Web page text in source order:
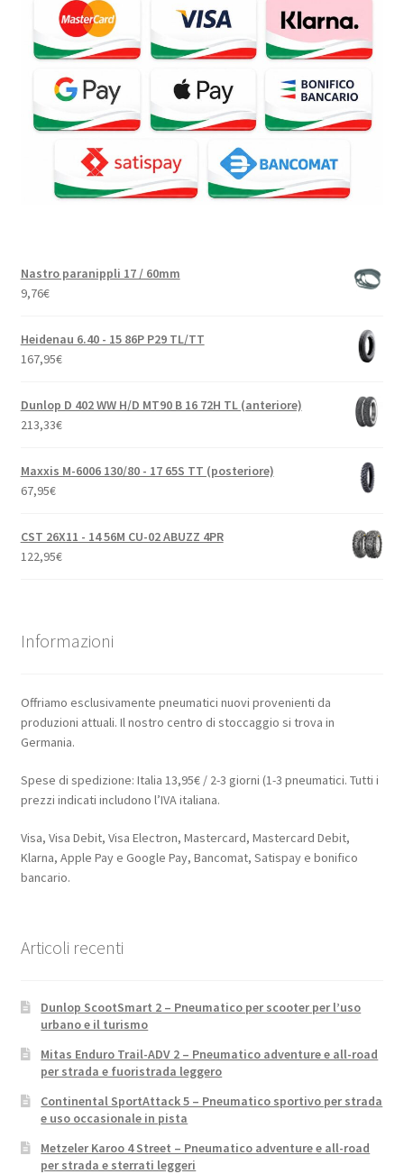
Nastro paranippli 17 / 60mm
9,76€
Heidenau 6.40 - 15 86P P29 TL/TT
167,95€
Dunlop D 402 WW H/D MT90 B 16 72H TL (anteriore)
213,33€
Maxxis M-6006 130/80 - 17 65S TT (posteriore)
67,95€
CST 26X11 - 14 56M CU-02 ABUZZ 4PR
122,95€
Informazioni
Offriamo esclusivamente pneumatici nuovi provenienti da
produzioni attuali. Il nostro centro di stoccaggio si trova in
Germania.
Spese di spedizione: Italia 13,95€ / 2-3 giorni (1-3 pneumatici. Tutti i
prezzi indicati includono l’IVA italiana.
Visa, Visa Debit, Visa Electron, Mastercard, Mastercard Debit,
Klarna, Apple Pay e Google Pay, Bancomat, Satispay e bonifico
bancario.
Articoli recenti
Dunlop ScootSmart 2 – Pneumatico per scooter per l’uso
urbano e il turismo
Mitas Enduro Trail-ADV 2 – Pneumatico adventure e all-road
per strada e fuoristrada leggero
Continental SportAttack 5 – Pneumatico sportivo per strada
e uso occasionale in pista
Metzeler Karoo 4 Street – Pneumatico adventure e all-road
per strada e sterrati leggeri